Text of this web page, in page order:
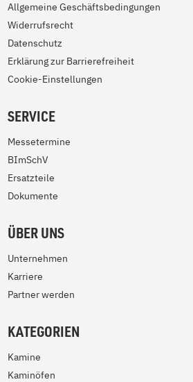
Allgemeine Geschäftsbedingungen
Widerrufsrecht
Datenschutz
Erklärung zur Barrierefreiheit
Cookie-Einstellungen
SERVICE
Messetermine
BImSchV
Ersatzteile
Dokumente
ÜBER UNS
Unternehmen
Karriere
Partner werden
KATEGORIEN
Kamine
Kaminöfen